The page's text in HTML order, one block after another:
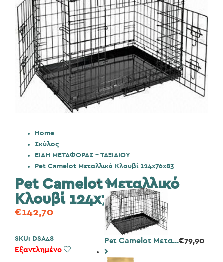
Home
Σκύλος
ΕΙΔΗ ΜΕΤΑΦΟΡΑΣ - ΤΑΞΙΔΙΟΥ
Pet Camelot Μεταλλικό Κλουβί 124x76x83
Pet Camelot Μετα...€79,90
Pet Camelot Μεταλλικό
Κλουβί 124x76x83
€142,70
SKU: DSA48
Εξαντλημένο Add to Wishlist